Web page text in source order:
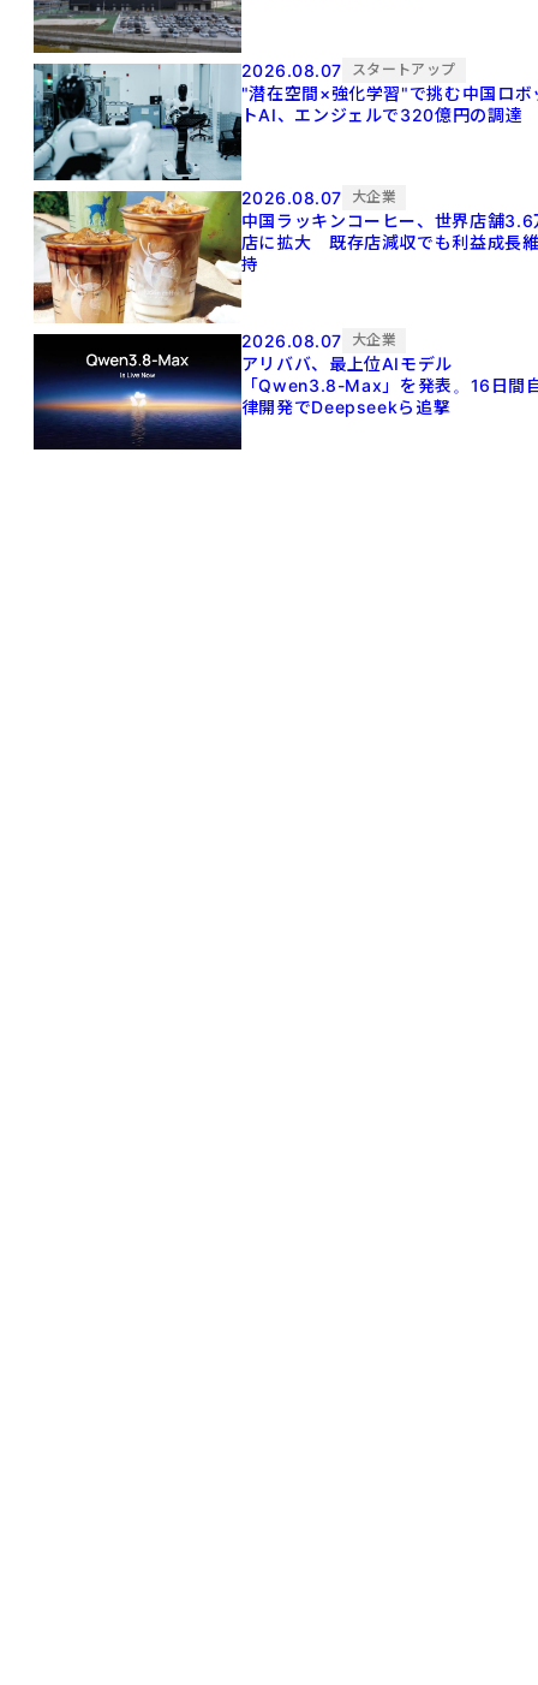
2026.08.07 スタートアップ
"潜在空間×強化学習"で挑む中国ロボ
トAI、エンジェルで320億円の調達
2026.08.07 大企業
中国ラッキンコーヒー、世界店舗3.6
店に拡大 既存店減収でも利益成長
持
2026.08.07 大企業
アリババ、最上位AIモデル
「Qwen3.8-Max」を発表。16日間
律開発でDeepseekら追撃